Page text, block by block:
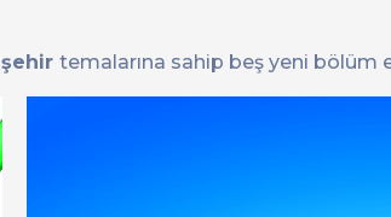
şehir temalarına sahip beş yeni bölüm